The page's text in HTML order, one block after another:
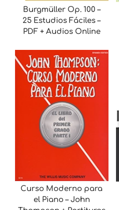
Burgmüller Op. 100 –
25 Estudios Fáciles –
PDF + Audios Online
Curso Moderno para
el Piano – John